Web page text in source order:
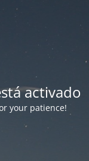
activado
your patience!